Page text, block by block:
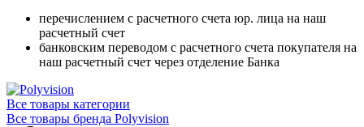
перечислением с расчетного счета юр. лица на наш
расчетный счет
банковским переводом с расчетного счета покупателя на
наш расчетный счет через отделение Банка
Все товары категории
Все товары бренда Polyvision